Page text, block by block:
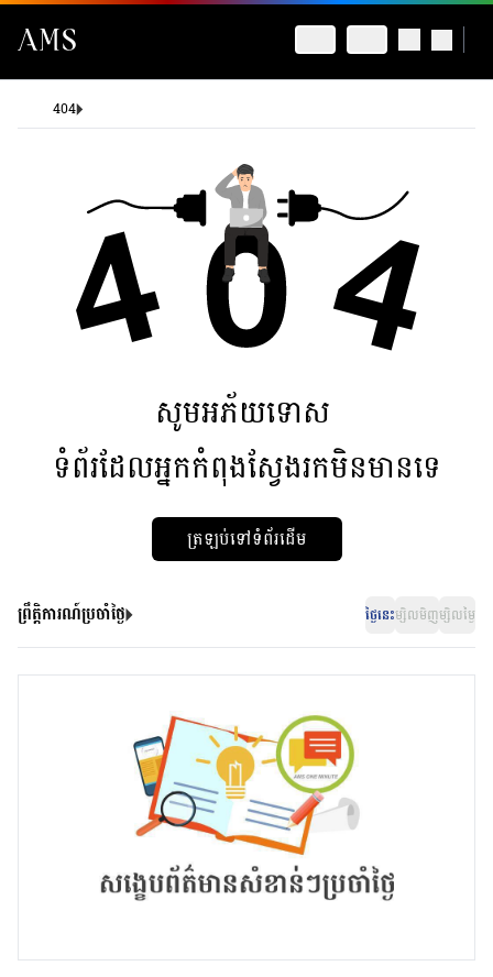
404
សូមអភ័យទោស
ទំព័រដែលអ្នកកំពុងស្វែងរកមិនមានទេ
ត្រឡប់ទៅទំព័រដើម
ព្រឹត្តិការណ៍ប្រចាំថ្ងៃ ថ្ងៃនេះម្សិលមិញម្សិលម្ងៃ